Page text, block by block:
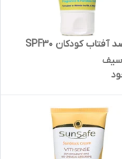
کرم ضد آفتاب کودکان SPF30